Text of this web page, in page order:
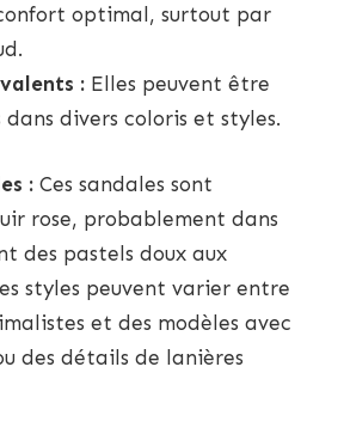
optimal, surtout par
: Elles peuvent être
dans divers coloris et styles.
: Ces sandales sont
rose, probablement dans
des pastels doux aux
styles peuvent varier entre
et des modèles avec
des détails de lanières